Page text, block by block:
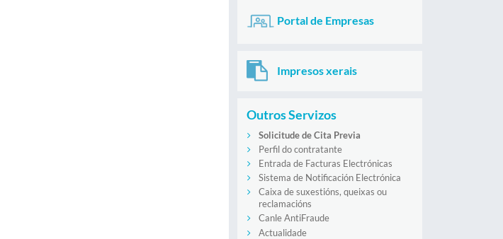
Portal de Empresas
Impresos xerais
Outros Servizos
Solicitude de Cita Previa
Perfil do contratante
Entrada de Facturas Electrónicas
Sistema de Notificación Electrónica
Caixa de suxestións, queixas ou
reclamacións
Canle AntiFraude
Actualidade